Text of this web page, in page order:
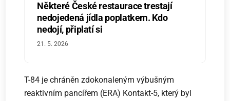
Některé České restaurace trestají
nedojedená jídla poplatkem. Kdo
nedojí, připlatí si
21. 5. 2026
T-84 je chráněn zdokonaleným výbušným
reaktivním pancířem (ERA) Kontakt-5, který byl